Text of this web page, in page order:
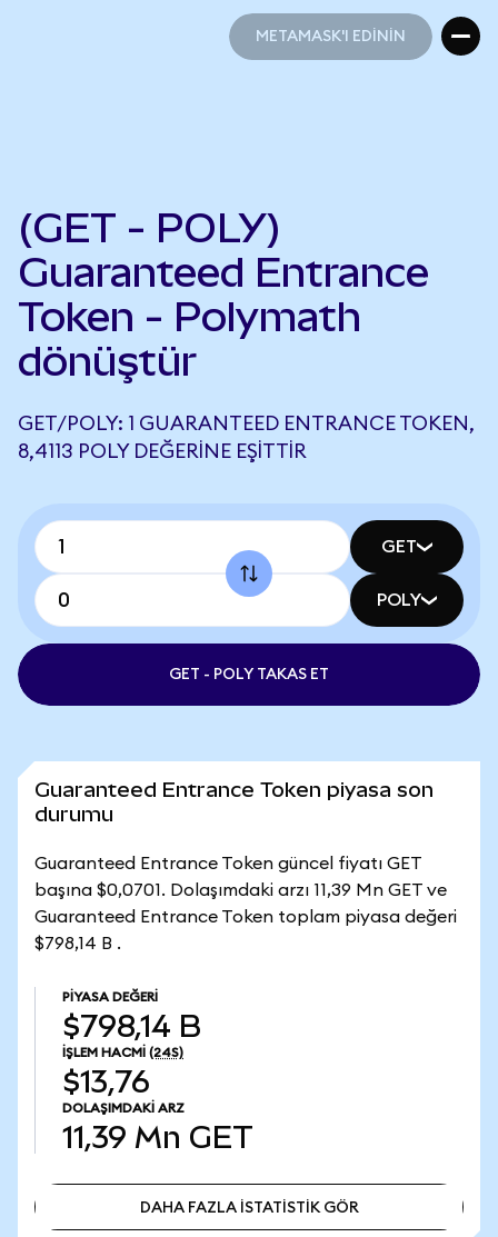
METAMASK'I EDİNİN
(GET - POLY)
Guaranteed Entrance
Token - Polymath
dönüştür
GET/POLY: 1 GUARANTEED ENTRANCE TOKEN,
8,4113 POLY DEĞERINE EŞITTIR
GET
POLY
GET - POLY TAKAS ET
Guaranteed Entrance Token piyasa son
durumu
Guaranteed Entrance Token güncel fiyatı GET
başına $0,0701. Dolaşımdaki arzı 11,39 Mn GET ve
Guaranteed Entrance Token toplam piyasa değeri
$798,14 B .
PIYASA DEĞERI
$798,14 B
İŞLEM HACMI (24S)
$13,76
DOLAŞIMDAKI ARZ
11,39 Mn GET
DAHA FAZLA İSTATİSTİK GÖR